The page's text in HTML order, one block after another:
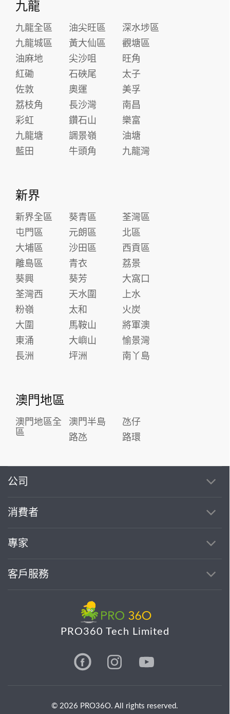
九龍
九龍全區 油尖旺區
深水埗區
九龍城區
黃大仙區
觀塘區
油麻地
尖沙咀
旺角
紅磡
石硤尾
太子
佐敦
奧運
美孚
荔枝角
長沙灣
南昌
彩虹
鑽石山
樂富
九龍塘
調景嶺
油塘
藍田
牛頭角 九龍灣
新界
新界全區 葵青區
荃灣區
屯門區
元朗區
北區
大埔區
沙田區
西貢區
離島區
青衣
荔景
葵興
葵芳
大窩口
荃灣西
天水圍
上水
粉嶺
太和
火炭
大圍
馬鞍山
將軍澳
東涌
大嶼山
愉景灣
長洲
坪洲 南丫島
澳門地區
澳門地區全
區
澳門半島
氹仔
路氹
路環
公司
消費者
專家
客戶服務
PRO360 Tech Limited
© 2026 PRO36O. All rights reserved.